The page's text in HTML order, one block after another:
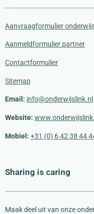
Aanvraagformulier
Aanmeldformulier partner
Contactformulier
Sitemap
Email: info@onderwijslink.nl
Website:
Mobiel: +31 (0) 6 42 38 44
Sharing is caring
Maak deel uit van onze